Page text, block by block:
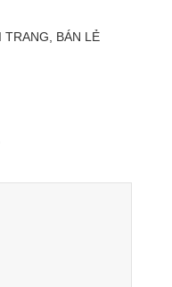
TRANG, BÁN LẺ